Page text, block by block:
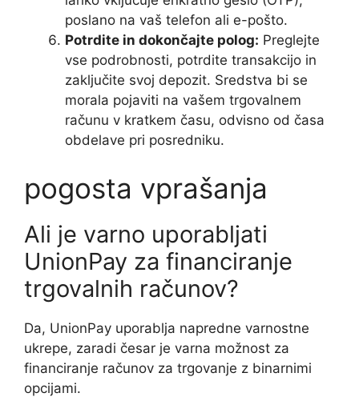
poslano na vaš telefon ali e-pošto.
Potrdite in dokončajte polog: Preglejte
vse podrobnosti, potrdite transakcijo in
zaključite svoj depozit. Sredstva bi se
morala pojaviti na vašem trgovalnem
računu v kratkem času, odvisno od časa
obdelave pri posredniku.
pogosta vprašanja
Ali je varno uporabljati
UnionPay za financiranje
trgovalnih računov?
Da, UnionPay uporablja napredne varnostne
ukrepe, zaradi česar je varna možnost za
financiranje računov za trgovanje z binarnimi
opcijami.